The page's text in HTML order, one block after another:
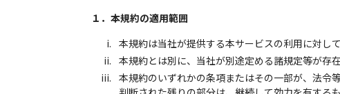
１．本規約の適用範囲
本規約は当社が提供する本サービスの利用に対し
本規約とは別に、当社が別途定める諸規定等が存
本規約のいずれかの条項またはその一部が、法令